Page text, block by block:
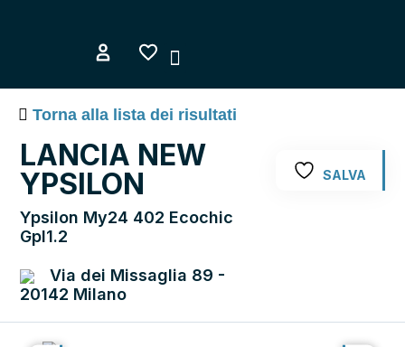
Torna alla lista dei risultati
LANCIA NEW
YPSILON
Ypsilon My24 402 Ecochic
Gpl1.2
Via dei Missaglia 89 -
20142 Milano
SALVA